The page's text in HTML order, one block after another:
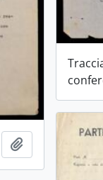
Ajouter au